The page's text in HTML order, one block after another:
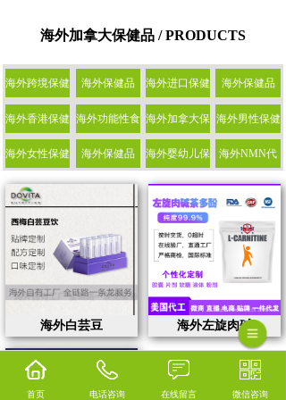
海外加拿大保健品 / PRODUCTS
海外跨境保健 海外保健品 海外进口保健 海外保健品
海外香港保健 海外功能性食 海外加拿大保 海外男性保健
海外女性保健 海外保健品 海外婴幼儿保 海外NMN代
海外白芸豆 海外左旋肉碱
首页 电话咨询 在线留言 微信咨询